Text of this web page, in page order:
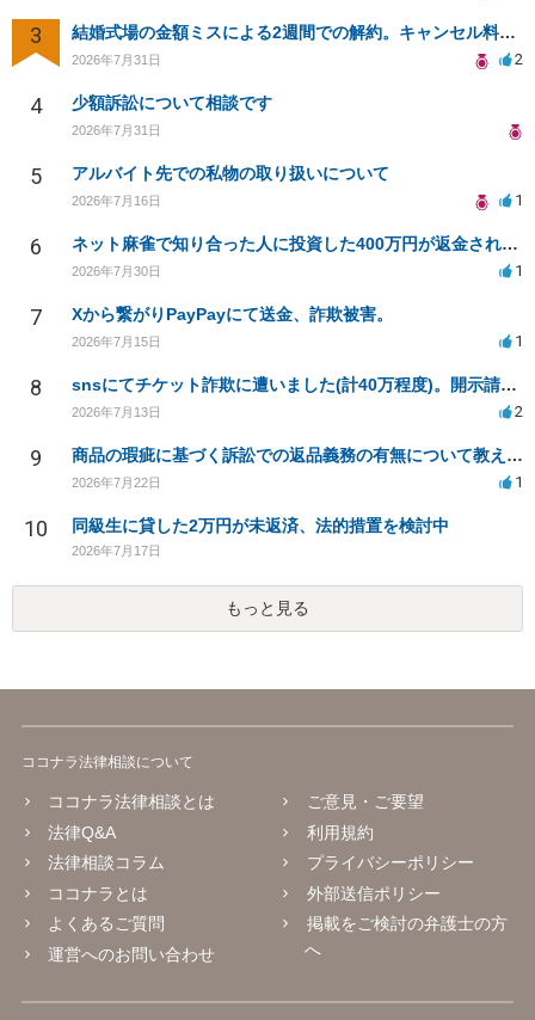
3 結婚式場の金額ミスによる2週間での解約。キャンセル料10万円の免除は可能か。
2026年7月31日 2
4 少額訴訟について相談です
2026年7月31日
5 アルバイト先での私物の取り扱いについて
2026年7月16日 1
6 ネット麻雀で知り合った人に投資した400万円が返金されない
2026年7月30日 1
7 Xから繋がりPayPayにて送金、詐欺被害。
2026年7月15日 1
8 snsにてチケット詐欺に遭いました(計40万程度)。開示請求や今後の対応について質問したいです。
2026年7月13日 2
9 商品の瑕疵に基づく訴訟での返品義務の有無について教えてください
2026年7月22日 1
10 同級生に貸した2万円が未返済、法的措置を検討中
2026年7月17日
もっと見る
ココナラ法律相談について
ココナラ法律相談とは
法律Q&A
法律相談コラム
ココナラとは
よくあるご質問
運営へのお問い合わせ
ご意見・ご要望
利用規約
プライバシーポリシー
外部送信ポリシー
掲載をご検討の弁護士の方
へ